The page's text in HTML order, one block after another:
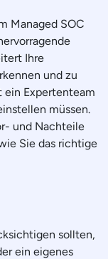
Managed SOC
Ihre
und zu
ein Expertenteam
müssen.
und Nachteile
Sie das richtige
sollten,
ein eigenes